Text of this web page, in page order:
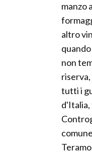
manzo
altro
non
tutti i
d'Italia,